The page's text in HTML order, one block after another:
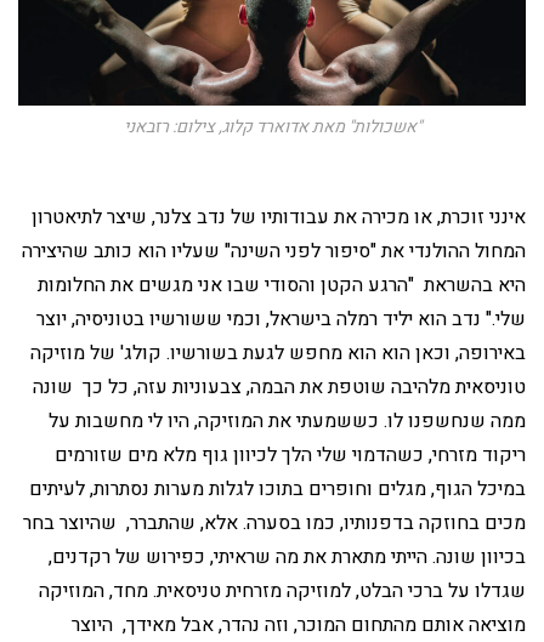
"אשכולות" מאת אדוארד קלוג, צילום: רזבאני
אינני זוכרת, או מכירה את עבודותיו של נדב צלנר, שיצר לתיאטרון
המחול ההולנדי את "סיפור לפני השינה" שעליו הוא כותב שהיצירה
היא בהשראת "הרגע הקטן והסודי שבו אני מגשים את החלומות
שלי." נדב הוא יליד רמלה בישראל, וכמי ששורשיו בטוניסיה, יוצר
באירופה, וכאן הוא הוא מחפש לגעת בשורשיו. קולג' של מוזיקה
טוניסאית מלהיבה שוטפת את הבמה, צבעוניות עזה, כל כך שונה
ממה שנחשפנו לו. כששמעתי את המוזיקה, היו לי מחשבות על
ריקוד מזרחי, כשהדמוי שלי הלך לכיוון גוף מלא מים שזורמים
במיכל הגוף, מגלים וחופרים בתוכו לגלות מערות נסתרות, לעיתים
מכים בחוזקה בדפנותיו, כמו בסערה. אלא, שהתברר, שהיוצר בחר
בכיוון שונה. הייתי מתארת את מה שראיתי, כפירוש של רקדנים,
שגדלו על ברכי הבלט, למוזיקה מזרחית טניסאית. מחד, המוזיקה
מוציאה אותם מהתחום המוכר, וזה נהדר, אבל מאידך, היוצר